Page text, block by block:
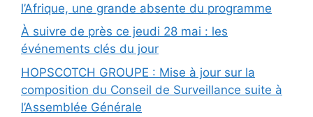
l’Afrique, une grande absente du programme
À suivre de près ce jeudi 28 mai : les
événements clés du jour
HOPSCOTCH GROUPE : Mise à jour sur la
composition du Conseil de Surveillance suite à
l’Assemblée Générale